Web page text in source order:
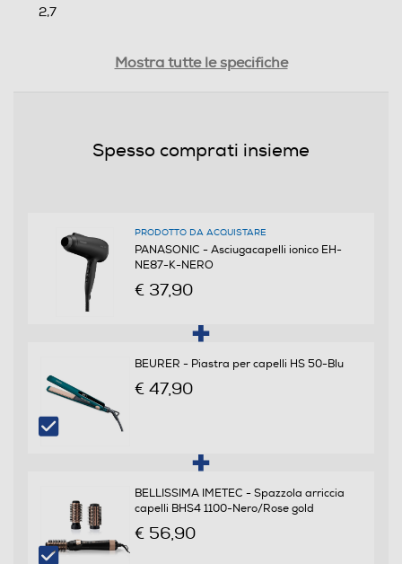
2,7
Diffusore
Manico pieghevole
Griglia amovibile
Mostra tutte le specifiche
Spesso comprati insieme
PRODOTTO DA ACQUISTARE
PANASONIC - Asciugacapelli ionico EH-
NE87-K-NERO
€ 37,90
BEURER - Piastra per capelli HS 50-Blu
€ 47,90
BELLISSIMA IMETEC - Spazzola arriccia
capelli BHS4 1100-Nero/Rose gold
€ 56,90